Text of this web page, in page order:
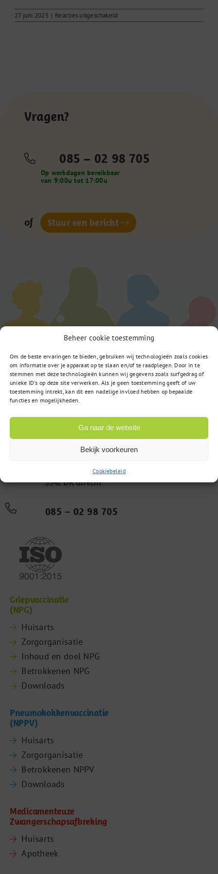
Beheer cookie toestemming
Om de beste ervaringen te bieden, gebruiken wij technologieën zoals cookies
om informatie over je apparaat op te slaan en/of te raadplegen. Door in te
stemmen met deze technologieën kunnen wij gegevens zoals surfgedrag of
unieke ID's op deze site verwerken. Als je geen toestemming geeft of uw
toestemming intrekt, kan dit een nadelige invloed hebben op bepaalde
functies en mogelijkheden.
Ga naar de website
Bekijk voorkeuren
Cookiebeleid
27 juni 2025 | Reacties uitgeschakeld
Vragen
Vragen?
085 – 02 98 705
Op werkdagen bereikbaar
van 9:00u tot 17:00u
of Stuur een bericht
Computerweg 22
3542 DR Utrecht
085 – 02 98 705
Griepvaccinatie
(NPG)
Huisarts
Zorgorganisatie
Inhoud en doel NPG
Betrokkenen NPG
Downloads
Pneumokokkenvaccinatie
(NPPV)
Huisarts
Zorgorganisatie
Betrokkenen NPPV
Downloads
Medicamenteuze
Zwangerschapsafbreking
Huisarts
Apotheek